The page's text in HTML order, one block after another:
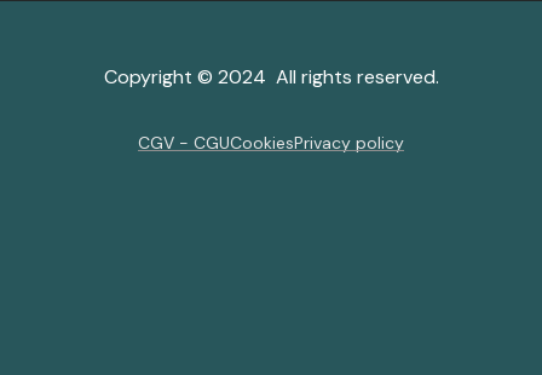
Copyright © 2024 All rights reserved.
CGV - CGUCookiesPrivacy policy